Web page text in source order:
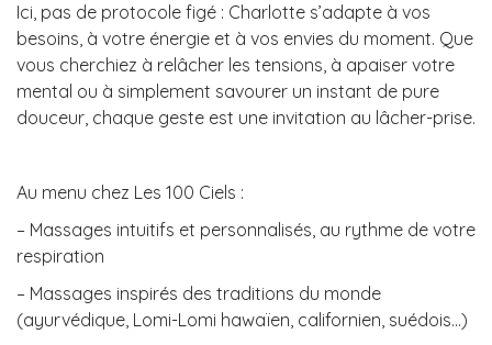
Ici, pas de protocole figé : Charlotte s’adapte à vos
besoins, à votre énergie et à vos envies du moment. Que
vous cherchiez à relâcher les tensions, à apaiser votre
mental ou à simplement savourer un instant de pure
douceur, chaque geste est une invitation au lâcher-prise.
Au menu chez Les 100 Ciels :
– Massages intuitifs et personnalisés, au rythme de votre
respiration
– Massages inspirés des traditions du monde
(ayurvédique, Lomi-Lomi hawaïen, californien, suédois…)